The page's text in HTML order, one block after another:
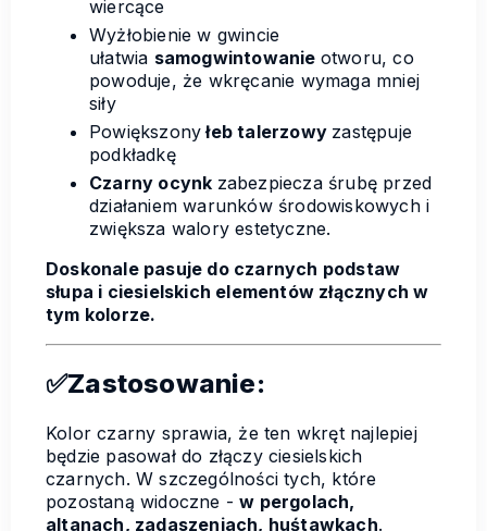
wiercące
Wyżłobienie w gwincie
ułatwia samogwintowanie otworu, co
powoduje, że wkręcanie wymaga mniej
siły
Powiększonyłeb talerzowy zastępuje
podkładkę
Czarny ocynk zabezpiecza śrubę przed
działaniem warunków środowiskowych i
zwiększa walory estetyczne.
Doskonale pasuje do czarnych podstaw
słupa i ciesielskich elementów złącznych w
tym kolorze.
✅Zastosowanie:
Kolor czarny sprawia, że ten wkręt najlepiej
będzie pasował do złączy ciesielskich
czarnych. W szczególności tych, które
pozostaną widoczne -w pergolach,
altanach, zadaszeniach, huśtawkach.